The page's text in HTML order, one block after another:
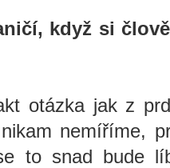
když si
otázka jak z
nemíříme,
to snad bude